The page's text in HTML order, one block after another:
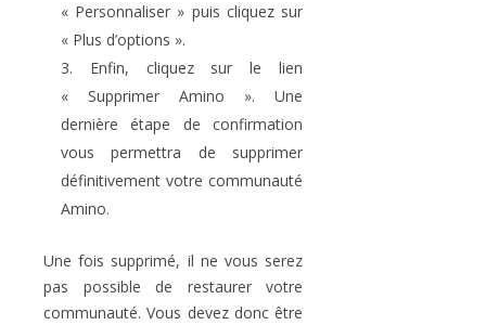
« Personnaliser » puis cliquez sur
« Plus d’options ».
Enfin, cliquez sur le lien
« Supprimer Amino ». Une
dernière étape de confirmation
vous permettra de supprimer
définitivement votre communauté
Amino.
Une fois supprimé, il ne vous serez
pas possible de restaurer votre
communauté. Vous devez donc être